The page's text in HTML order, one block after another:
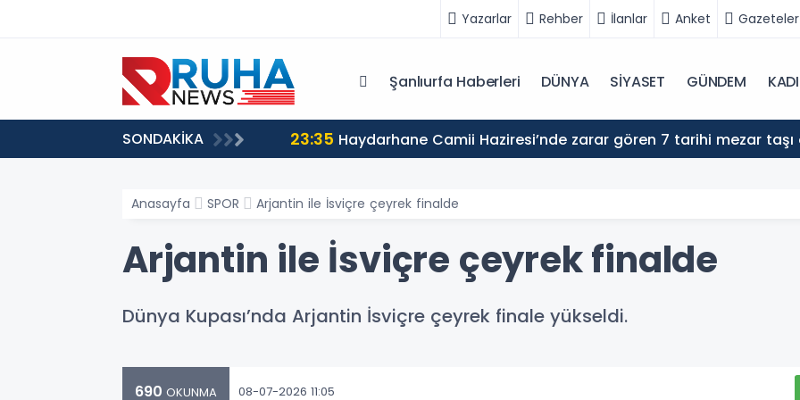
Yazarlar Rehber İlanlar Anket Gazeteler
Şanlıurfa Haberleri DÜNYA SİYASET GÜNDEM
SONDAKİKA 23:35 Haydarhane Camii Haziresi’nde zarar gören 7 tarihi mezar taşı
Anasayfa SPOR Arjantin ile İsviçre çeyrek finalde
Arjantin ile İsviçre çeyrek finalde
Dünya Kupası’nda Arjantin İsviçre çeyrek finale yükseldi.
690 OKUNMA 08-07-2026 11:05